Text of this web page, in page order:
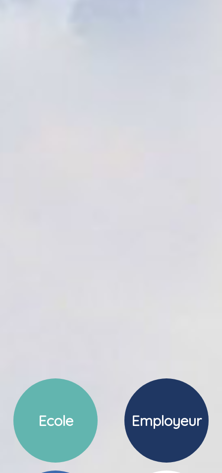
Ecole Employeur